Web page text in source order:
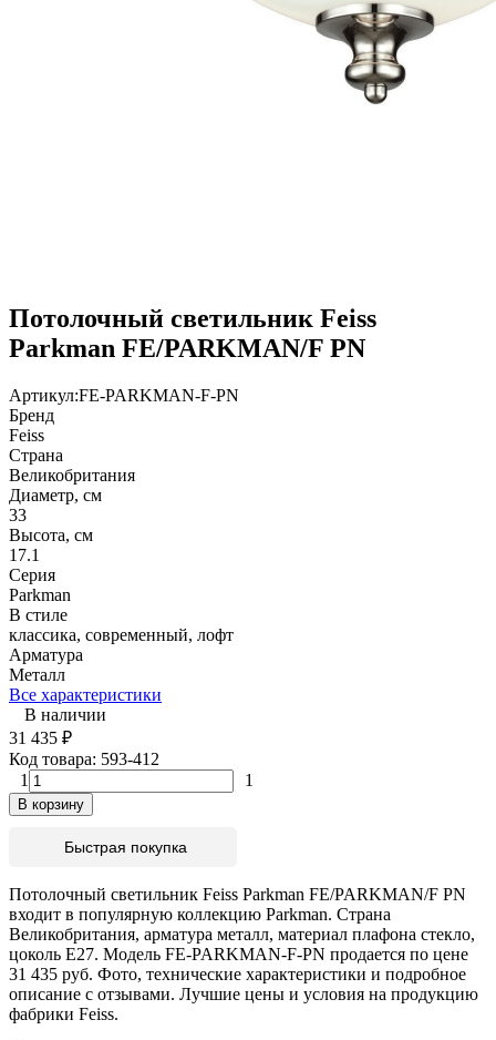
Потолочный светильник Feiss
Parkman FE/PARKMAN/F PN
Артикул:FE-PARKMAN-F-PN
Бренд
Feiss
Страна
Великобритания
Диаметр, см
33
Высота, см
17.1
Серия
Parkman
В стиле
классика, современный, лофт
Арматура
Металл
Все характеристики
В наличии
31 435 ₽
Код товара: 593-412
1
1
В корзину
Быстрая покупка
Потолочный светильник Feiss Parkman FE/PARKMAN/F PN
входит в популярную коллекцию Parkman. Страна
Великобритания, арматура металл, материал плафона стекло,
цоколь E27. Модель FE-PARKMAN-F-PN продается по цене
31 435 руб. Фото, технические характеристики и подробное
описание с отзывами. Лучшие цены и условия на продукцию
фабрики Feiss.